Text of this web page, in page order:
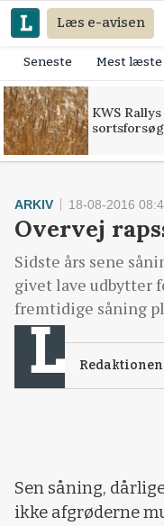
Læs e-avisen
Seneste Mest læste
KWS
ARKIV 18-08-2016
Overvej
Sidste års sene
givet lave udbytter
fremtidige såning
Redaktionen
Sen såning,
ikke afgrøderne